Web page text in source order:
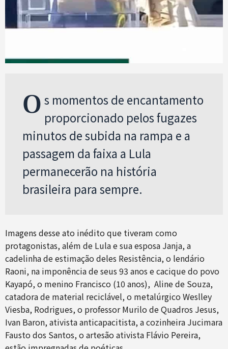
O s momentos de encantamento
proporcionado pelos fugazes
minutos de subida na rampa e a
passagem da faixa a Lula
permanecerão na história
brasileira para sempre.
Imagens desse ato inédito que tiveram como
protagonistas, além de Lula e sua esposa Janja, a
cadelinha de estimação deles Resistência, o lendário
Raoni, na imponência de seus 93 anos e cacique do povo
Kayapó, o menino Francisco (10 anos), Aline de Souza,
catadora de material reciclável, o metalúrgico Weslley
Viesba, Rodrigues, o professor Murilo de Quadros Jesus,
Ivan Baron, ativista anticapacitista, a cozinheira Jucimara
Fausto dos Santos, oartesão ativista Flávio Pereira,